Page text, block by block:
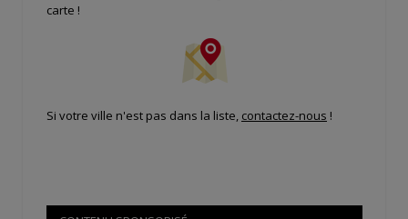
carte !
Si votre ville n'est pas dans la liste, contactez-nous !